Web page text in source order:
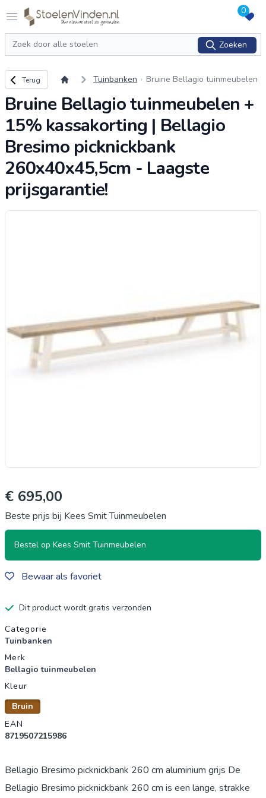
Open menu
Logo stoelenvinden.nl 0
Zoeken
Zoeken
Terug naar overzicht
Terug Tuinbanken
Bruine Bellagio tuinmeubelen
Bresimo picknickbank 260x40x
Bruine Bellagio tuinmeubelen +
15% kassakorting | Bellagio
Bresimo picknickbank
260x40x45,5cm - Laagste
prijsgarantie!
€ 695,00
Beste prijs bij Kees Smit Tuinmeubelen
Bestel op Kees Smit Tuinmeubelen
Bewaar als favoriet
Dit product wordt gratis verzonden
Productgegevens
Categorie
Tuinbanken
Merk
Bellagio tuinmeubelen
Kleur
Bruin
EAN
8719507215986
Bellagio Bresimo picknickbank 260 cm aluminium grijs De
Bellagio Bresimo picknickbank 260 cm is een lange, strakke